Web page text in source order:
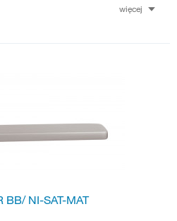
więcej
BB/ NI-SAT-MAT